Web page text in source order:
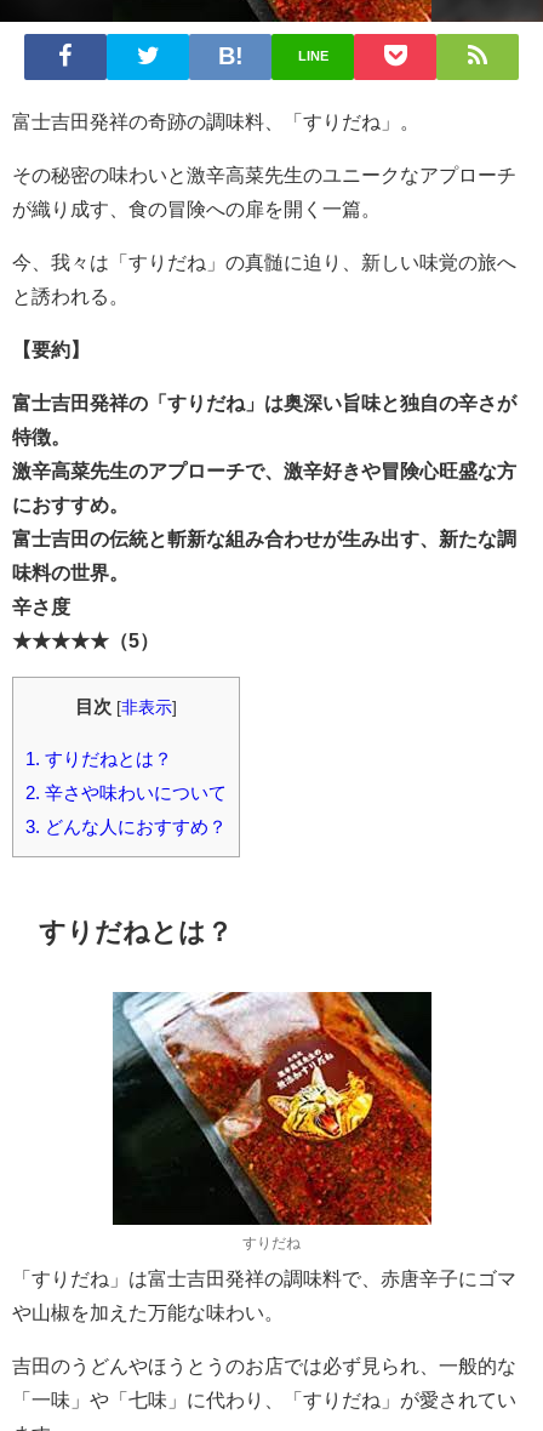
LINE
富士吉田発祥の奇跡の調味料、「すりだね」。
その秘密の味わいと激辛高菜先生のユニークなアプローチ
が織り成す、食の冒険への扉を開く一篇。
今、我々は「すりだね」の真髄に迫り、新しい味覚の旅へ
と誘われる。
【要約】
富士吉田発祥の「すりだね」は奥深い旨味と独自の辛さが
特徴。
激辛高菜先生のアプローチで、激辛好きや冒険心旺盛な方
におすすめ。
富士吉田の伝統と斬新な組み合わせが生み出す、新たな調
味料の世界。
辛さ度
★★★★★（5）
目次 [非表示]
1. すりだねとは？
2. 辛さや味わいについて
3. どんな人におすすめ？
すりだねとは？
すりだね
「すりだね」は富士吉田発祥の調味料で、赤唐辛子にゴマ
や山椒を加えた万能な味わい。
吉田のうどんやほうとうのお店では必ず見られ、一般的な
「一味」や「七味」に代わり、「すりだね」が愛されてい